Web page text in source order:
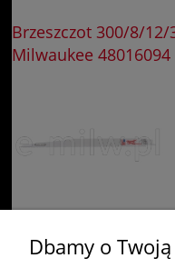
Brzeszczot 300/8/12/
Milwaukee 48016094
Dbamy o